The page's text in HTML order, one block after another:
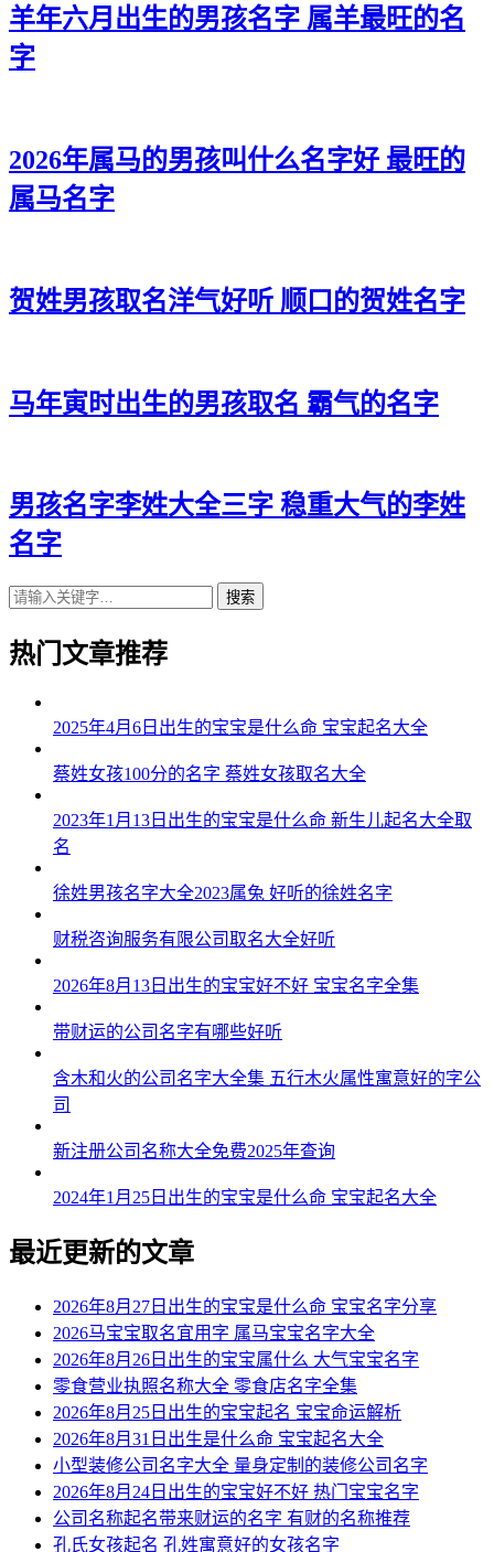
羊年六月出生的男孩名字 属羊最旺的名
字
2026年属马的男孩叫什么名字好 最旺的
属马名字
贺姓男孩取名洋气好听 顺口的贺姓名字
马年寅时出生的男孩取名 霸气的名字
男孩名字李姓大全三字 稳重大气的李姓
名字
搜索
热门文章推荐
2025年4月6日出生的宝宝是什么命 宝宝起名大全
蔡姓女孩100分的名字 蔡姓女孩取名大全
2023年1月13日出生的宝宝是什么命 新生儿起名大全取
名
徐姓男孩名字大全2023属兔 好听的徐姓名字
财税咨询服务有限公司取名大全好听
2026年8月13日出生的宝宝好不好 宝宝名字全集
带财运的公司名字有哪些好听
含木和火的公司名字大全集 五行木火属性寓意好的字公
司
新注册公司名称大全免费2025年查询
2024年1月25日出生的宝宝是什么命 宝宝起名大全
最近更新的文章
2026年8月27日出生的宝宝是什么命 宝宝名字分享
2026马宝宝取名宜用字 属马宝宝名字大全
2026年8月26日出生的宝宝属什么 大气宝宝名字
零食营业执照名称大全 零食店名字全集
2026年8月25日出生的宝宝起名 宝宝命运解析
2026年8月31日出生是什么命 宝宝起名大全
小型装修公司名字大全 量身定制的装修公司名字
2026年8月24日出生的宝宝好不好 热门宝宝名字
公司名称起名带来财运的名字 有财的名称推荐
孔氏女孩起名 孔姓寓意好的女孩名字